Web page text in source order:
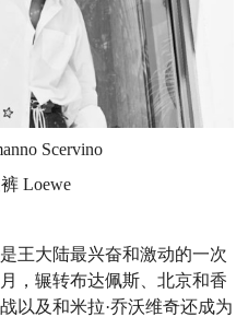
Scervino
Loewe
王大陆最兴奋和激动的一次
，辗转布达佩斯、北京和香
以及和米拉·乔沃维奇还成为